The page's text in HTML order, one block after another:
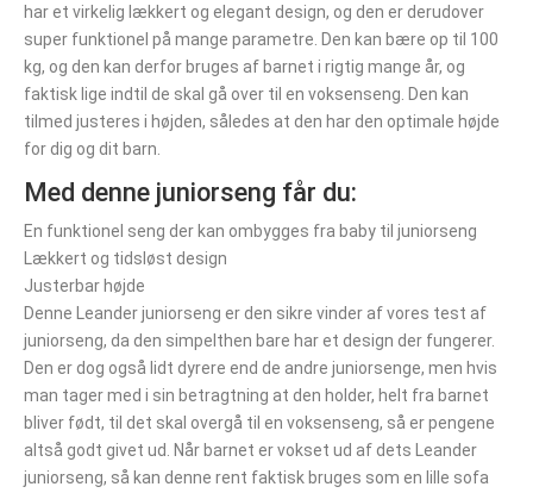
har et virkelig lækkert og elegant design, og den er derudover
super funktionel på mange parametre. Den kan bære op til 100
kg, og den kan derfor bruges af barnet i rigtig mange år, og
faktisk lige indtil de skal gå over til en voksenseng. Den kan
tilmed justeres i højden, således at den har den optimale højde
for dig og dit barn.
Med denne juniorseng får du:
En funktionel seng der kan ombygges fra baby til juniorseng
Lækkert og tidsløst design
Justerbar højde
Denne Leander juniorseng er den sikre vinder af vores test af
juniorseng, da den simpelthen bare har et design der fungerer.
Den er dog også lidt dyrere end de andre juniorsenge, men hvis
man tager med i sin betragtning at den holder, helt fra barnet
bliver født, til det skal overgå til en voksenseng, så er pengene
altså godt givet ud. Når barnet er vokset ud af dets Leander
juniorseng, så kan denne rent faktisk bruges som en lille sofa